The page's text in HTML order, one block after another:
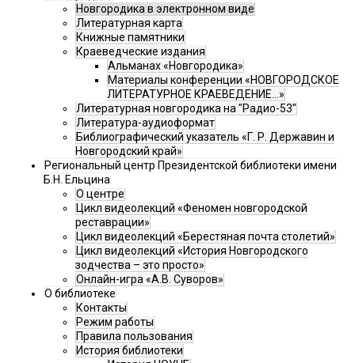
Новгородика в электронном виде
Литературная карта
Книжные памятники
Краеведческие издания
Альманах «Новгородика»
Материалы конференции «НОВГОРОДСКОЕ
ЛИТЕРАТУРНОЕ КРАЕВЕДЕНИЕ...»
Литературная новгородика на "Радио-53"
Литература-аудиоформат
Библиографический указатель «Г. Р. Державин и
Новгородский край»
Региональный центр Президентской библиотеки имени
Б.Н. Ельцина
О центре
Цикл видеолекций «Феномен новгородской
реставрации»
Цикл видеолекций «Берестяная почта столетий»
Цикл видеолекций «История Новгородского
зодчества – это просто»
Онлайн-игра «А.В. Суворов»
О библиотеке
Контакты
Режим работы
Правила пользования
История библиотеки